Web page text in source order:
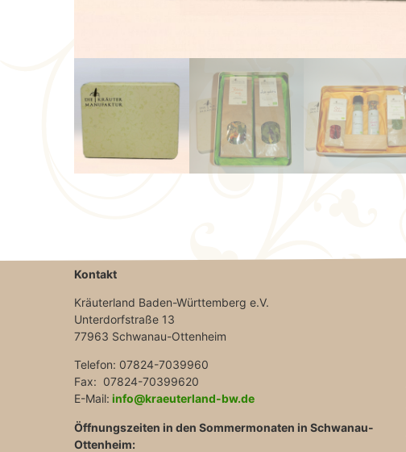
Kontakt
Kräuterland Baden-Württemberg e.V.
Unterdorfstraße 13
77963 Schwanau-Ottenheim
Telefon: 07824-7039960
Fax: 07824-70399620
E-Mail: info@kraeuterland-bw.de
Öffnungszeiten in den Sommermonaten in Schwanau-
Ottenheim: